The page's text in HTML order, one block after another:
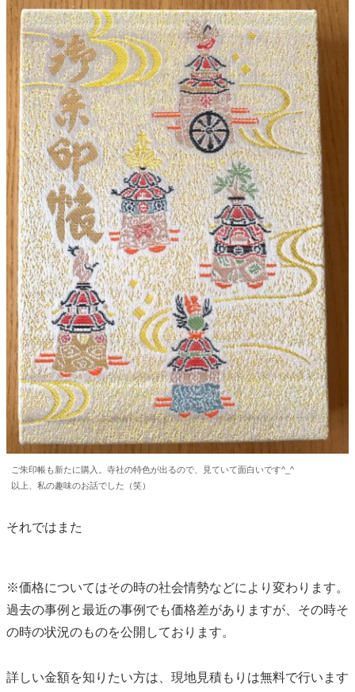
ご朱印帳も新たに購入。寺社の特色が出るので、見ていて面白いです^_^
以上、私の趣味のお話でした（笑）
それではまた
※価格についてはその時の社会情勢などにより変わります。
過去の事例と最近の事例でも価格差がありますが、その時そ
の時の状況のものを公開しております。
詳しい金額を知りたい方は、現地見積もりは無料で行います